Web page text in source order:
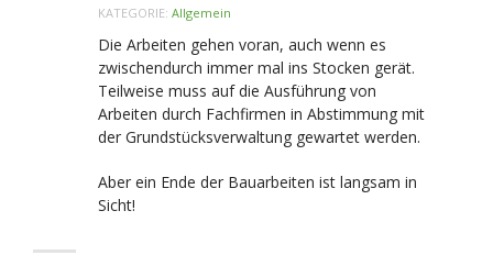
KATEGORIE: Allgemein
Die Arbeiten gehen voran, auch wenn es
zwischendurch immer mal ins Stocken gerät.
Teilweise muss auf die Ausführung von
Arbeiten durch Fachfirmen in Abstimmung mit
der Grundstücksverwaltung gewartet werden.
Aber ein Ende der Bauarbeiten ist langsam in
Sicht!